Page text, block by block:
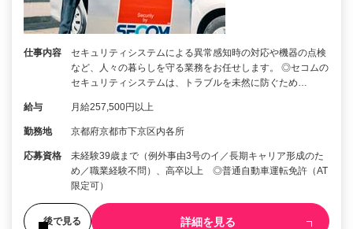
仕事内容
セキュリティシステムによる異常感知時の対応や機器の点検
など、人々の暮らしを守る業務をお任せします。 ◎セコムの
セキュリティシステムは、トラブルを未然に防ぐため…
給与 月給257,500円以上
勤務地 京都府京都市下京区内各所
応募資格
未経験39歳まで（例外事由3号のイ／長期キャリア形成のた
め／職業経験不問）、高卒以上 ◎普通自動車運転免許（AT
限定可）
後で見る 詳細を見る